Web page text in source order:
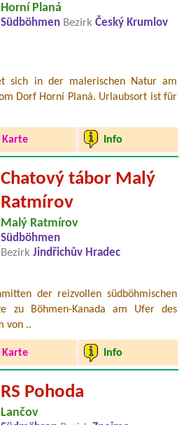
Horní Planá
Südböhmen Bezirk Český Krumlov
sich in der malerischen Natur am
Dorf Horní Planá. Urlaubsort ist für
Karte Info
Chatový tábor Malý
Ratmírov
Malý Ratmírov
Südböhmen
Bezirk Jindřichův Hradec
der reizvollen südböhmischen
zu Böhmen-Kanada am Ufer des
von ..
Karte Info
RS Pohoda
Lančov